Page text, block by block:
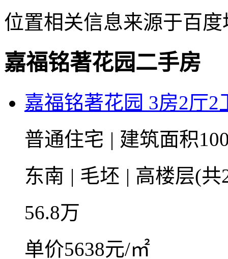
位置相关信息来源于百
嘉福铭著花园二手房
嘉福铭著花园 3房2厅2
普通住宅 | 建筑面积
东南 | 毛坯 | 高楼层(
56.8万
单价5638元/㎡